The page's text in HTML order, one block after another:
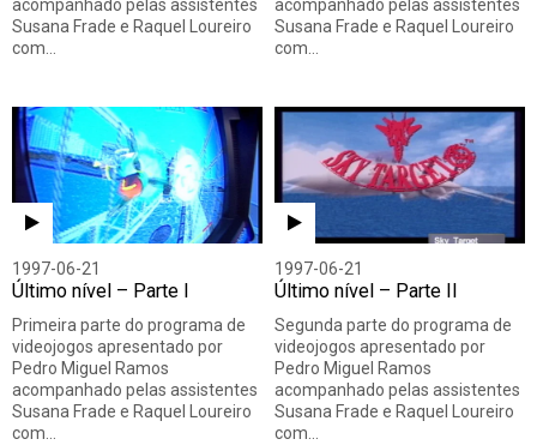
acompanhado pelas assistentes
Susana Frade e Raquel Loureiro
com…
acompanhado pelas assistentes
Susana Frade e Raquel Loureiro
com…
1997-06-21
Último nível – Parte I
Primeira parte do programa de
videojogos apresentado por
Pedro Miguel Ramos
acompanhado pelas assistentes
Susana Frade e Raquel Loureiro
com…
1997-06-21
Último nível – Parte II
Segunda parte do programa de
videojogos apresentado por
Pedro Miguel Ramos
acompanhado pelas assistentes
Susana Frade e Raquel Loureiro
com…